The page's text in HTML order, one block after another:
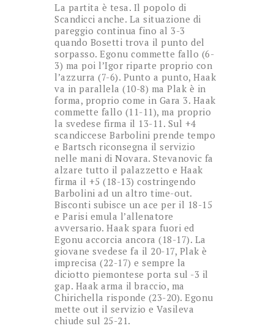
La partita è tesa. Il popolo di
Scandicci anche. La situazione di
pareggio continua fino al 3-3
quando Bosetti trova il punto del
sorpasso. Egonu commette fallo (6-
3) ma poi l’Igor riparte proprio con
l’azzurra (7-6). Punto a punto, Haak
va in parallela (10-8) ma Plak è in
forma, proprio come in Gara 3. Haak
commette fallo (11-11), ma proprio
la svedese firma il 13-11. Sul +4
scandiccese Barbolini prende tempo
e Bartsch riconsegna il servizio
nelle mani di Novara. Stevanovic fa
alzare tutto il palazzetto e Haak
firma il +5 (18-13) costringendo
Barbolini ad un altro time-out.
Bisconti subisce un ace per il 18-15
e Parisi emula l’allenatore
avversario. Haak spara fuori ed
Egonu accorcia ancora (18-17). La
giovane svedese fa il 20-17, Plak è
imprecisa (22-17) e sempre la
diciotto piemontese porta sul -3 il
gap. Haak arma il braccio, ma
Chirichella risponde (23-20). Egonu
mette out il servizio e Vasileva
chiude sul 25-21.